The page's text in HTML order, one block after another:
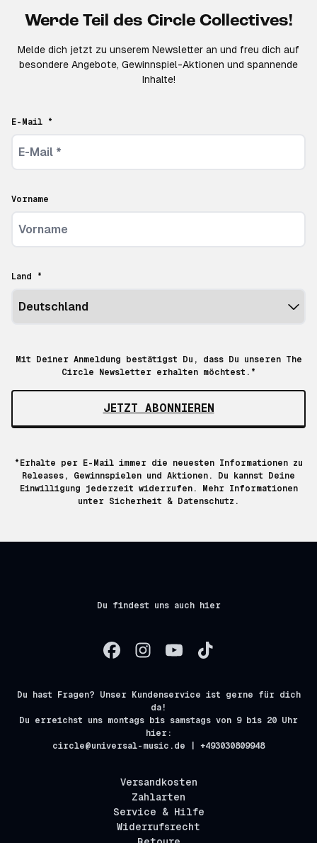
Werde Teil des Circle Collectives!
Melde dich jetzt zu unserem Newsletter an und freu dich auf
besondere Angebote, Gewinnspiel-Aktionen und spannende
Inhalte!
E-Mail *
Vorname
Land *
Mit Deiner Anmeldung bestätigst Du, dass Du unseren The
Circle Newsletter erhalten möchtest.*
JETZT ABONNIEREN
*Erhalte per E-Mail immer die neuesten Informationen zu
Releases, Gewinnspielen und Aktionen. Du kannst Deine
Einwilligung jederzeit widerrufen. Mehr Informationen
unter Sicherheit & Datenschutz.
Du findest uns auch hier
Du hast Fragen? Unser Kundenservice ist gerne für dich
da!
Du erreichst uns montags bis samstags von 9 bis 20 Uhr
hier:
circle@universal-music.de | +493030809948
Versandkosten
Zahlarten
Service & Hilfe
Widerrufsrecht